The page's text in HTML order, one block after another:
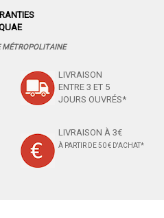
MÉTROPOLITAINE
LIVRAISON
ENTRE 3 ET 5
JOURS OUVRÉS*
LIVRAISON À 3€
À PARTIR DE 50 € D'ACHAT*